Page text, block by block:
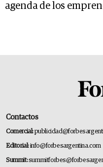
agenda de los
Contactos
Comercial:
Editorial:info@forbesargentina.com
Summit: